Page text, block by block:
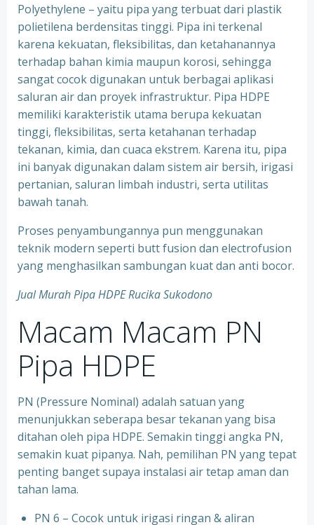
Polyethylene – yaitu pipa yang terbuat dari plastik
polietilena berdensitas tinggi. Pipa ini terkenal
karena kekuatan, fleksibilitas, dan ketahanannya
terhadap bahan kimia maupun korosi, sehingga
sangat cocok digunakan untuk berbagai aplikasi
saluran air dan proyek infrastruktur. Pipa HDPE
memiliki karakteristik utama berupa kekuatan
tinggi, fleksibilitas, serta ketahanan terhadap
tekanan, kimia, dan cuaca ekstrem. Karena itu, pipa
ini banyak digunakan dalam sistem air bersih, irigasi
pertanian, saluran limbah industri, serta utilitas
bawah tanah.
Proses penyambungannya pun menggunakan
teknik modern seperti butt fusion dan electrofusion
yang menghasilkan sambungan kuat dan anti bocor.
Jual Murah Pipa HDPE Rucika Sukodono
Macam Macam PN
Pipa HDPE
PN (Pressure Nominal) adalah satuan yang
menunjukkan seberapa besar tekanan yang bisa
ditahan oleh pipa HDPE. Semakin tinggi angka PN,
semakin kuat pipanya. Nah, pemilihan PN yang tepat
penting banget supaya instalasi air tetap aman dan
tahan lama.
PN 6 – Cocok untuk irigasi ringan & aliran